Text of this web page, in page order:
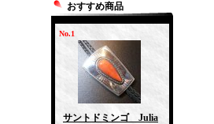
おすすめ商品
No.1
サントドミンゴ Julia